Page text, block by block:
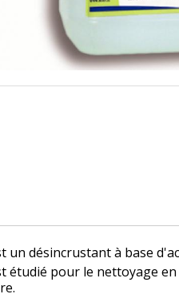
un désincrustant à base
étudié pour le nettoyage